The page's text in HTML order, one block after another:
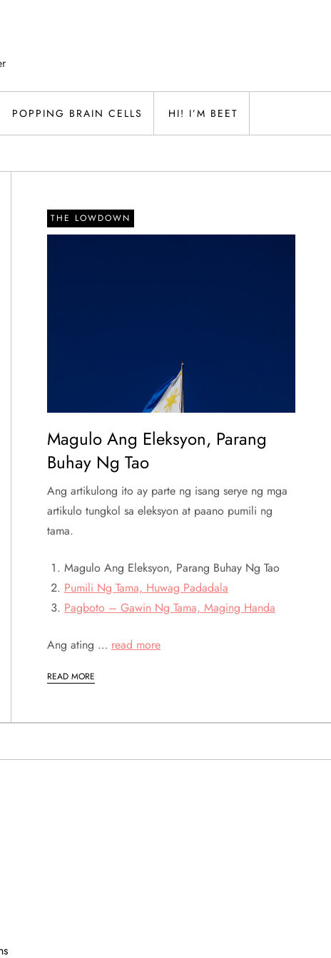
POPPING BRAIN CELLS HI! I’M BEET
THE LOWDOWN
Magulo Ang Eleksyon, Parang
Buhay Ng Tao
Ang artikulong ito ay parte ng isang serye ng mga
artikulo tungkol sa eleksyon at paano pumili ng
tama.
Magulo Ang Eleksyon, Parang Buhay Ng Tao
Pumili Ng Tama, Huwag Padadala
Pagboto – Gawin Ng Tama, Maging Handa
Ang ating … read more
READ MORE